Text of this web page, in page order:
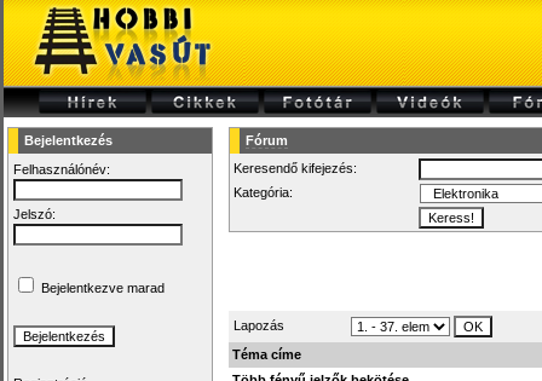
Bejelentkezés
Felhasználónév:
Jelszó:
Bejelentkezve marad
Fórum
Keresendő kifejezés:
Kategória:
Lapozás
Téma címe